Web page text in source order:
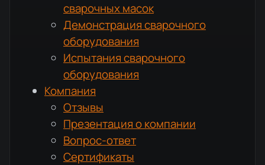
сварочных масок
Демонстрация сварочного
оборудования
Испытания сварочного
оборудования
Компания
Отзывы
Презентация о компании
Вопрос-ответ
Сертификаты